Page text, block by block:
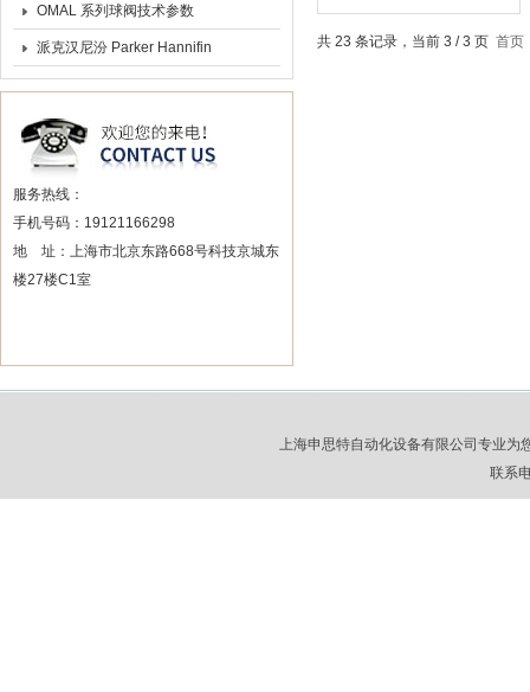
编码器
OMAL 系列球阀技术参数
派克汉尼汾 Parker Hannifin
服务热线：
手机号码：19121166298
地 址：上海市北京东路668号科技京城东
楼27楼C1室
共 23 条记录，当前 3 / 3 页 首页
上海申思特自动化设备有限公司专业为
联系